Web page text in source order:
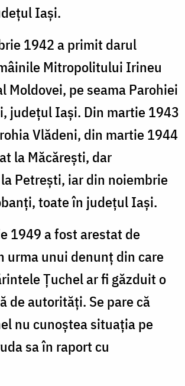
Iași.
1942 a primit darul
Mitropolitului Irineu
Moldovei, pe seama Parohiei
județul Iași. Din martie 1943
Vlădeni, din martie 1944
la Măcărești, dar
Petrești, iar din noiembrie
toate în județul Iași.
1949 a fost arestat de
urma unui denunț din care
Țuchel ar fi găzduit o
de autorități. Se pare că
nu cunoștea situația pe
sa în raport cu